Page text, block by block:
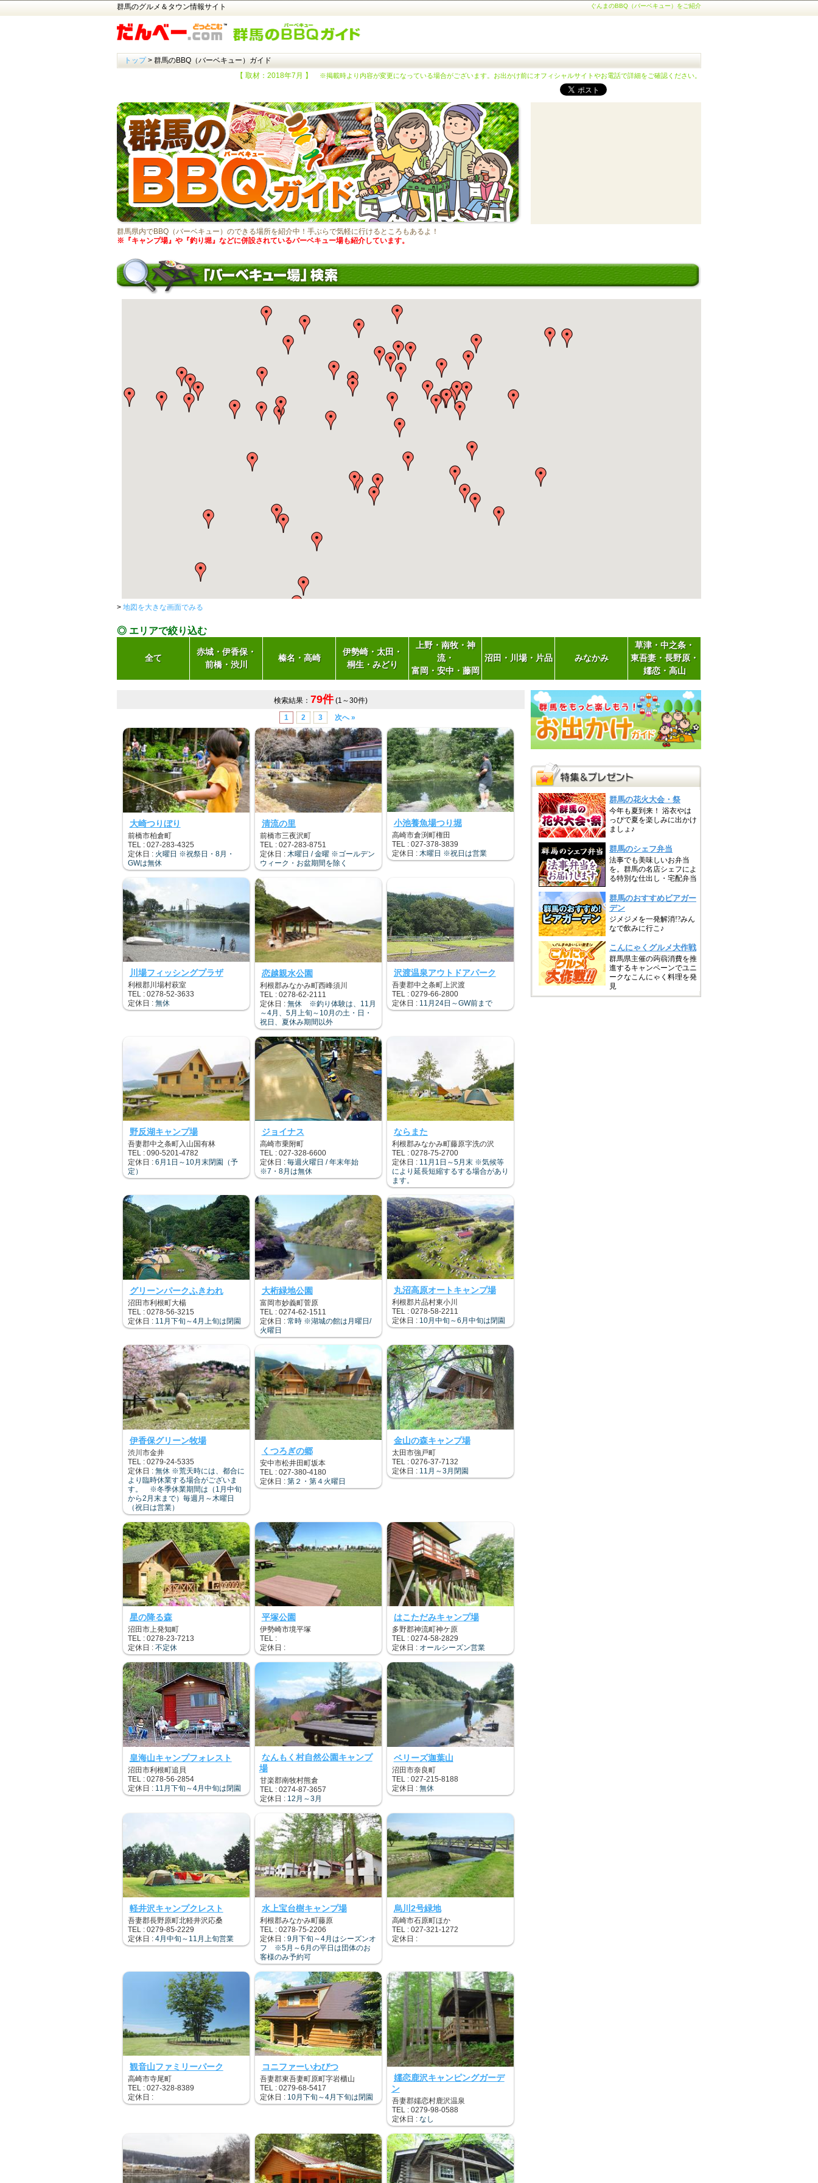
群馬のグルメ＆タウン情報サイト ぐんまのBBQ（バーベキュー）をご紹介
トップ> 群馬のBBQ（バーベキュー）ガイド
【 取材：2018年7月 】
※掲載時より内容が変更になっている場合がございます。お出かけ前にオフィシャルサイトやお電話で詳細をご確認ください。
群馬県内でBBQ（バーベキュー）のできる場所を紹介中！手ぶらで気軽に行けるところもあるよ！
※『キャンプ場』や『釣り堀』などに併設されているバーベキュー場も紹介しています。
> 地図を大きな画面でみる
◎ エリアで絞り込む
全て
赤城・伊香保・
前橋・渋川
榛名・高崎
伊勢崎・太田・
桐生・みどり
上野・南牧・神
流・
富岡・安中・藤岡
沼田・川場・片品 みなかみ
草津・中之条・
東吾妻・長野原・
嬬恋・高山
検索結果： 79件(1～30件)
1
2 3 次へ »
大崎つりぼり
前橋市柏倉町
TEL : 027-283-4325
定休日 : 火曜日 ※祝祭日・8月・
GWは無休
清流の里
前橋市三夜沢町
TEL : 027-283-8751
定休日 : 木曜日 / 金曜 ※ゴールデン
ウィーク・お盆期間を除く
小池養魚場つり堀
高崎市倉渕町権田
TEL : 027-378-3839
定休日 : 木曜日 ※祝日は営業
川場フィッシングプラザ
利根郡川場村萩室
TEL : 0278-52-3633
定休日 : 無休
恋越親水公園
利根郡みなかみ町西峰須川
TEL : 0278-62-2111
定休日 : 無休 ※釣り体験は、11月
～4月、5月上旬～10月の土・日・
祝日、夏休み期間以外
沢渡温泉アウトドアパーク
吾妻郡中之条町上沢渡
TEL : 0279-66-2800
定休日 : 11月24日～GW前まで
野反湖キャンプ場
吾妻郡中之条町入山国有林
TEL : 090-5201-4782
定休日 : 6月1日～10月末閉園（予
定）
ジョイナス
高崎市乗附町
TEL : 027-328-6600
定休日 : 毎週火曜日 / 年末年始
※7・8月は無休
ならまた
利根郡みなかみ町藤原字洗の沢
TEL : 0278-75-2700
定休日 : 11月1日～5月末 ※気候等
により延長短縮するする場合があり
ます。
グリーンパークふきわれ
沼田市利根町大楊
TEL : 0278-56-3215
定休日 : 11月下旬～4月上旬は閉園
大桁緑地公園
富岡市妙義町菅原
TEL : 0274-62-1511
定休日 : 常時 ※湖城の館は月曜日/
火曜日
丸沼高原オートキャンプ場
利根郡片品村東小川
TEL : 0278-58-2211
定休日 : 10月中旬～6月中旬は閉園
伊香保グリーン牧場
渋川市金井
TEL : 0279-24-5335
定休日 : 無休 ※荒天時には、都合に
より臨時休業する場合がございま
す。 ※冬季休業期間は（1月中旬
から2月末まで）毎週月～木曜日
（祝日は営業）
くつろぎの郷
安中市松井田町坂本
TEL : 027-380-4180
定休日 : 第２・第４火曜日
金山の森キャンプ場
太田市強戸町
TEL : 0276-37-7132
定休日 : 11月～3月閉園
星の降る森
沼田市上発知町
TEL : 0278-23-7213
定休日 : 不定休
平塚公園
伊勢崎市境平塚
TEL :
定休日 :
はこただみキャンプ場
多野郡神流町神ケ原
TEL : 0274-58-2829
定休日 : オールシーズン営業
皇海山キャンプフォレスト
沼田市利根町追貝
TEL : 0278-56-2854
定休日 : 11月下旬～4月中旬は閉園
なんもく村自然公園キャンプ
場
甘楽郡南牧村熊倉
TEL : 0274-87-3657
定休日 : 12月～3月
ベリーズ迦葉山
沼田市奈良町
TEL : 027-215-8188
定休日 : 無休
軽井沢キャンプクレスト
吾妻郡長野原町北軽井沢応桑
TEL : 0279-85-2229
定休日 : 4月中旬～11月上旬営業
水上宝台樹キャンプ場
利根郡みなかみ町藤原
TEL : 0278-75-2206
定休日 : 9月下旬～4月はシーズンオ
フ ※5月～6月の平日は団体のお
客様のみ予約可
烏川2号緑地
高崎市石原町ほか
TEL : 027-321-1272
定休日 :
観音山ファミリーパーク
高崎市寺尾町
TEL : 027-328-8389
定休日 :
コニファーいわびつ
吾妻郡東吾妻町原町字岩櫃山
TEL : 0279-68-5417
定休日 : 10月下旬～4月下旬は閉園
嬬恋鹿沢キャンピングガーデ
ン
吾妻郡嬬恋村鹿沢温泉
TEL : 0279-98-0588
定休日 : なし